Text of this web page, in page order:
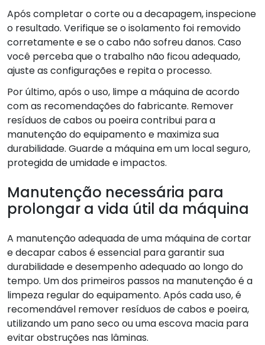
Após completar o corte ou a decapagem, inspecione
o resultado. Verifique se o isolamento foi removido
corretamente e se o cabo não sofreu danos. Caso
você perceba que o trabalho não ficou adequado,
ajuste as configurações e repita o processo.
Por último, após o uso, limpe a máquina de acordo
com as recomendações do fabricante. Remover
resíduos de cabos ou poeira contribui para a
manutenção do equipamento e maximiza sua
durabilidade. Guarde a máquina em um local seguro,
protegida de umidade e impactos.
Manutenção necessária para
prolongar a vida útil da máquina
A manutenção adequada de uma máquina de cortar
e decapar cabos é essencial para garantir sua
durabilidade e desempenho adequado ao longo do
tempo. Um dos primeiros passos na manutenção é a
limpeza regular do equipamento. Após cada uso, é
recomendável remover resíduos de cabos e poeira,
utilizando um pano seco ou uma escova macia para
evitar obstruções nas lâminas.